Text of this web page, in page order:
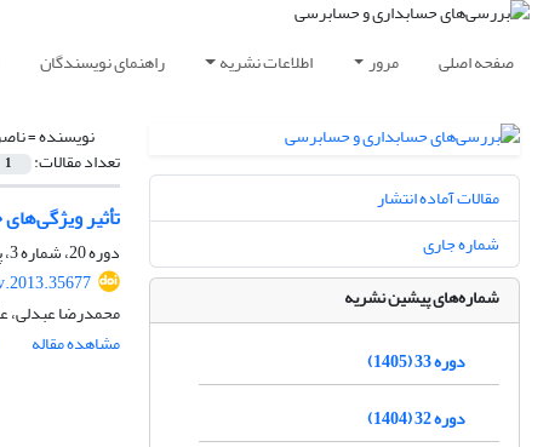
صفحه اصلی مرور اطلاعات نشریه راهنمای نویسندگان
نویسنده =
تعداد مقالات: 1
تأثیر
دوره 20، شماره 3، پاییز 1392، صفحه
محمدرضا عبدلی،
مشاهده مقاله
مقالات آماده انتشار
شماره جاری
شماره‌های پیشین نشریه
دوره 33 (1405)
دوره 32 (1404)